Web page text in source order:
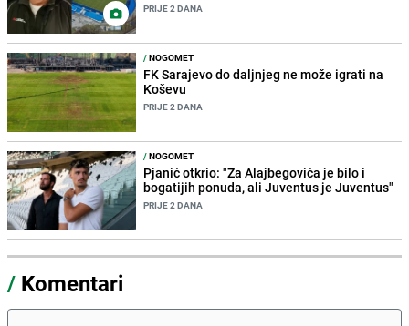
PRIJE 2 DANA
/NOGOMET
FK Sarajevo do daljnjeg ne može igrati na
Koševu
PRIJE 2 DANA
/NOGOMET
Pjanić otkrio: "Za Alajbegovića je bilo i
bogatijih ponuda, ali Juventus je Juventus"
PRIJE 2 DANA
/ Komentari